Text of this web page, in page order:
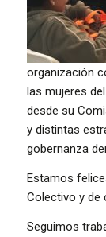
organización
las mujeres
desde su
y distintas
gobernanza
Estamos
Colectivo y de
Seguimos